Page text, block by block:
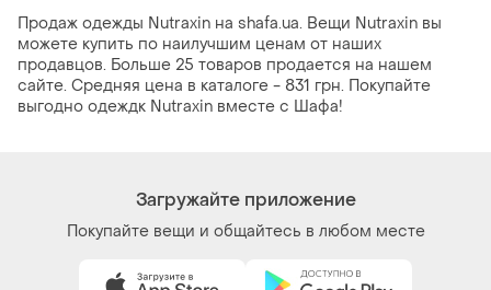
Продаж одежды Nutraxin на shafa.ua. Вещи Nutraxin вы
можете купить по наилучшим ценам от наших
продавцов. Больше 25 товаров продается на нашем
сайте. Средняя цена в каталоге - 831 грн. Покупайте
выгодно одеждк Nutraxin вместе с Шафа!
Загружайте приложение
Покупайте вещи и общайтесь в любом месте